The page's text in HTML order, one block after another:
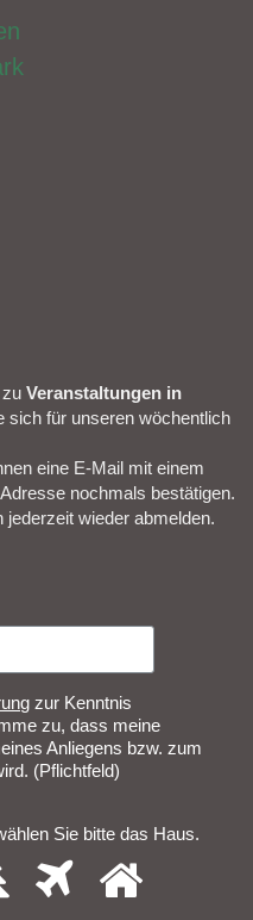
Veranstal­tungen in
sich für unseren wöchentlich
eine E-Mail mit einem
nochmals bestätigen.
wieder abmelden.​
zur Kenntnis
zu, dass meine
Anliegens bzw. zum
(Pflichtfeld)
Sie bitte das Haus.
3